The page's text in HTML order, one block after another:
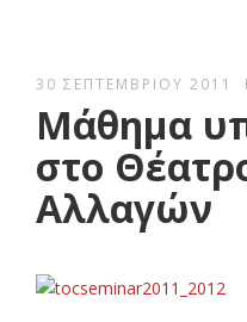
30 ΣΕΠΤΕΜΒΡΊΟΥ 2011
Μάθημα
στο
Αλλαγών